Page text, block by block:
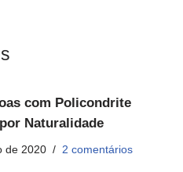
com Policondrite
Naturalidade
de 2020 2 comentários